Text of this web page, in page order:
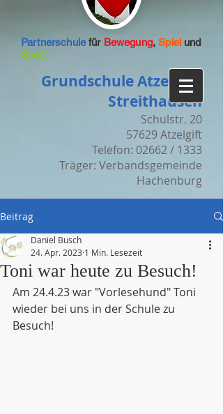
Partnerschulefür Bewegung,Spiel und
Sport
Grundschule Atzelgift-
Streithausen
Schulstr. 20
57629 Atzelgift
Telefon: 02662 / 1333
Träger: Verbandsgemeinde
Hachenburg
Beitrag
Toni war heute zu Besuch!
Daniel Busch
24. Apr. 2023 1 Min. Lesezeit
Am 24.4.23 war "Vorlesehund" Toni
wieder bei uns in der Schule zu
Besuch!